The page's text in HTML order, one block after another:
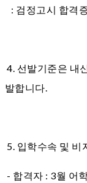
: 검정고시 합격
4. 선발기준은 내
발합니다.
5. 입학수속 및 비
- 합격자 : 3월 어